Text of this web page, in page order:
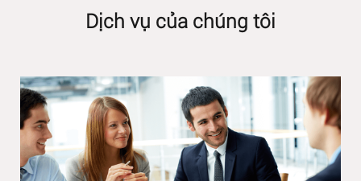
Dịch vụ của chúng tôi